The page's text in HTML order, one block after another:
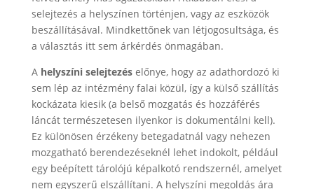
selejtezés a helyszínen történjen, vagy az eszközök
beszállításával. Mindkettőnek van létjogosultsága, és
a választás itt sem árkérdés önmagában.
A helyszíni selejtezéselőnye, hogy az adathordozó ki
sem lép az intézmény falai közül, így a külső szállítás
kockázata kiesik (a belső mozgatás és hozzáférés
láncát természetesen ilyenkor is dokumentálni kell).
Ez különösen érzékeny betegadatnál vagy nehezen
mozgatható berendezéseknél lehet indokolt, például
egy beépített tárolójú képalkotó rendszernél, amelyet
nem egyszerű elszállítani. A helyszíni megoldás ára